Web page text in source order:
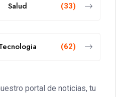
Salud (33)
(62)
portal de noticias, tu